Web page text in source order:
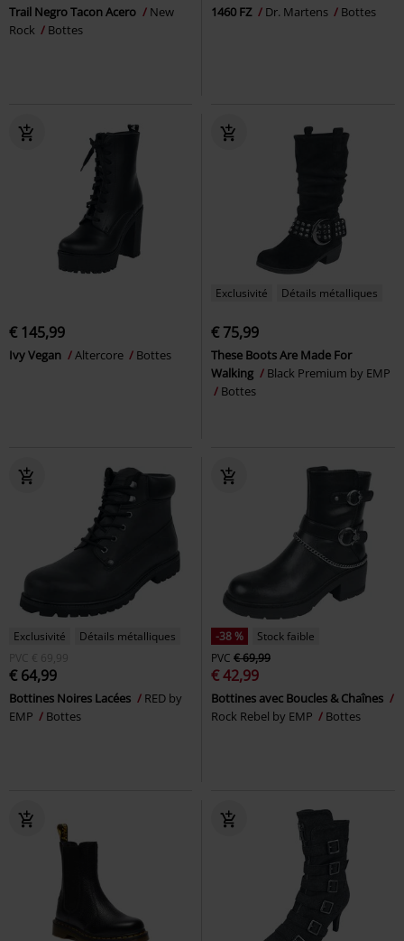
Trail Negro Tacon Acero
New
Rock
Bottes
1460 FZ Dr. Martens Bottes
€ 145,99
Ivy Vegan Altercore Bottes
Exclusivité Détails métalliques
€ 75,99
These Boots Are Made For
Walking
Black Premium by EMP
Bottes
Exclusivité
Détails métalliques
PVC € 69,99
€ 64,99
Bottines Noires Lacées
RED by
EMP
Bottes
-38 %
Stock faible
PVC € 69,99
€ 42,99
Bottines avec Boucles & Chaînes
Rock Rebel by EMP
Bottes